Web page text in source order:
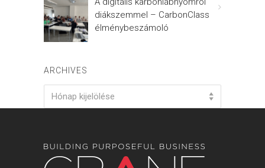
diákszemmel – CarbonClass
élménybeszámoló
ARCHIVES
Archives
Hónap kijelölése